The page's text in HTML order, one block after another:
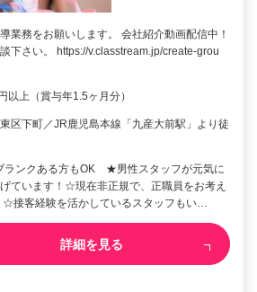
業務をお願いします。 会社紹介動画配信中！
下さい。 https://v.classtream.jp/create-grou
以上（賞与年1.5ヶ月分）
区下町／JR鹿児島本線「九産大前駅」より徒
ランクある方もOK ★男性スタッフが元気に
ています！☆現在非正規で、正職員をお考え
☆接客経験を活かしているスタッフもい…
詳細を見る